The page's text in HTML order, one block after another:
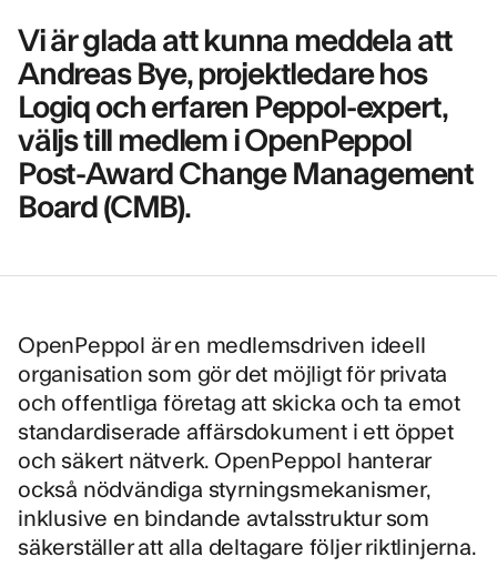
Vi är glada att kunna meddela att
Andreas Bye, projektledare hos
Logiq och erfaren Peppol-expert,
väljs till medlem i OpenPeppol
Post-Award Change Management
Board (CMB).
OpenPeppol är en medlemsdriven ideell
organisation som gör det möjligt för privata
och offentliga företag att skicka och ta emot
standardiserade affärsdokument i ett öppet
och säkert nätverk. OpenPeppol hanterar
också nödvändiga styrningsmekanismer,
inklusive en bindande avtalsstruktur som
säkerställer att alla deltagare följer riktlinjerna.